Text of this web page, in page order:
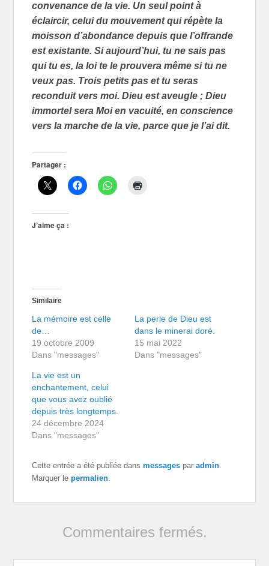
convenance de la vie. Un seul point à
éclaircir, celui du mouvement qui répète la
moisson d’abondance depuis que l’offrande
est existante. Si aujourd’hui, tu ne sais pas
qui tu es, la loi te le prouvera même si tu ne
veux pas. Trois petits pas et tu seras
reconduit vers moi. Dieu est aveugle ; Dieu
immortel sera Moi en vacuité, en conscience
vers la marche de la vie, parce que je l’ai dit.
Partager :
J’aime ça :
Similaire
La mémoire est celle
de…
19 octobre 2009
Dans "messages"
La perle de Dieu est
dans le minerai doré.
15 mai 2022
Dans "messages"
La vie est un
enchantement, celui
que vous avez oublié
depuis très longtemps.
24 décembre 2024
Dans "messages"
Cette entrée a été publiée dansmessages paradmin.
Marquer lepermalien.
Commentaires fermés.